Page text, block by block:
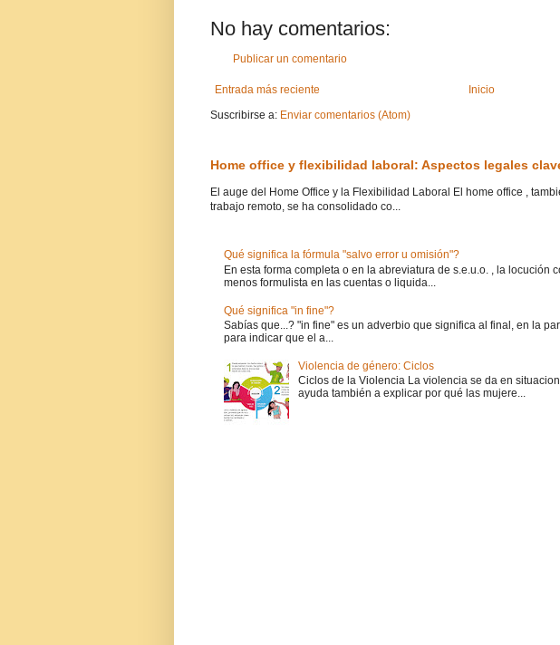
No hay comentarios:
Publicar un comentario
Entrada más reciente
Inicio
Suscribirse a: Enviar comentarios (Atom)
Home office y flexibilidad laboral: Aspectos legales
El auge del Home Office y la Flexibilidad Laboral El home office ,
trabajo remoto, se ha consolidado co...
Qué significa la fórmula "salvo error u omisión"?
En esta forma completa o en la abreviatura de s.e.u.o. , la locución
menos formulista en las cuentas o liquida...
Qué significa "in fine"?
Sabías que...? "in fine" es un adverbio que significa al final, en la
para indicar que el a...
Violencia de género: Ciclos
Ciclos de la Violencia La violencia se da en
ayuda también a explicar por qué las mujere...